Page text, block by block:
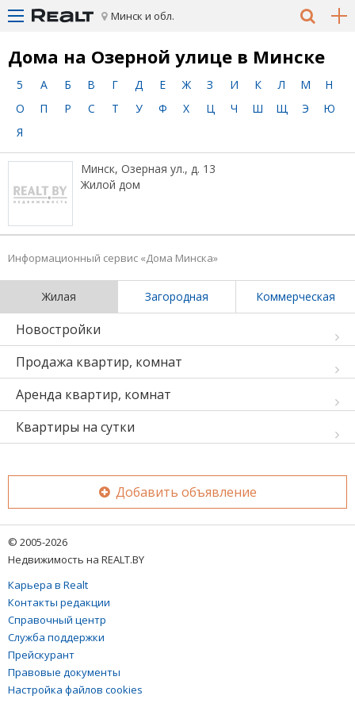
Минск и обл.
Дома на Озерной улице в Минске
5 А Б В Г Д Е Ж З И К Л М
Н
О
П Р С Т У Ф Х Ц Ч Ш Щ Э
Ю
Я
Минск, Озерная ул., д. 13
Жилой дом
Информационный сервис «Дома Минска»
Жилая Загородная Коммерческая
Новостройки
Продажа квартир, комнат
Аренда квартир, комнат
Квартиры на сутки
Добавить объявление
© 2005-2026
Недвижимость на REALT.BY
Карьера в Realt
Контакты редакции
Справочный центр
Служба поддержки
Прейскурант
Правовые документы
Настройка файлов cookies